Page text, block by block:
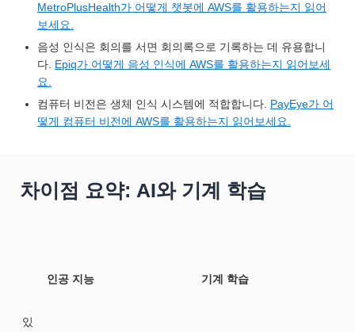
MetroPlusHealth가 어떻게 챗봇에 AWS를 활용하는지 읽어
보세요.
음성 인식은 회의를 서면 회의록으로 기록하는 데 유용합니
다. Epiq가 어떻게 음성 인식에 AWS를 활용하는지 읽어보세
요.
컴퓨터 비전은 생체 인식 시스템에 적합합니다. PayEye가 어
떻게 컴퓨터 비전에 AWS를 활용하는지 읽어보세요.
차이점 요약: AI와 기계 학습
인공 지능 기계 학습
있